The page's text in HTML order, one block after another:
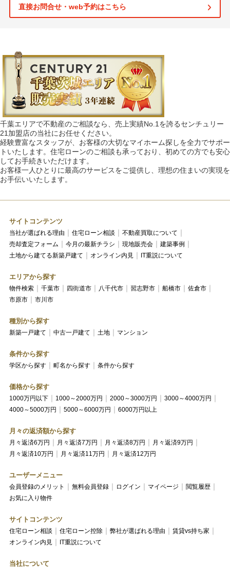
直接お問合せ・web予約はこちら
千葉エリアで不動産のご相談なら、売上実績No.1を誇るセンチュリー
21加盟店の当社にお任せください。
経験豊富なスタッフが、お客様の大切なマイホーム探しを全力でサポー
トいたします。住宅ローンのご相談も承っており、初めての方でも安心
してお手続きいただけます。
お客様一人ひとりに最高のサービスをご提供し、理想の住まいの実現を
お手伝いいたします。
サイトコンテンツ
当社が選ばれる理由 住宅ローン相談
不動産買取について
売却査定フォーム
今月の最新チラシ 現地販売会
建築事例
土地から建てる新築戸建て
オンライン内見 IT重説について
エリアから探す
物件検索 千葉市 四街道市 八千代市 習志野市 船橋市
佐倉市
市原市
市川市
種別から探す
新築一戸建て 中古一戸建て 土地 マンション
条件から探す
学区から探す 町名から探す 条件から探す
価格から探す
1000万円以下 1000～2000万円 2000～3000万円
3000～4000万円
4000～5000万円
5000～6000万円 6000万円以上
月々の返済額から探す
月々返済6万円 月々返済7万円 月々返済8万円
月々返済9万円
月々返済10万円
月々返済11万円 月々返済12万円
ユーザーメニュー
会員登録のメリット 無料会員登録 ログイン マイページ
閲覧履歴
お気に入り物件
サイトコンテンツ
住宅ローン相談 住宅ローン控除 弊社が選ばれる理由
賃貸vs持ち家
オンライン内見
IT重説について
当社について